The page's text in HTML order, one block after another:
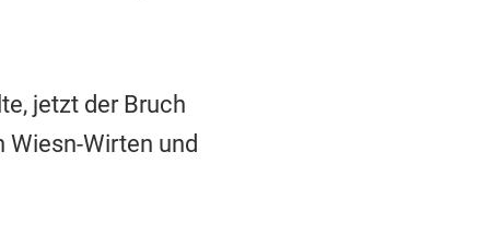
jetzt der Bruch
Wirten und